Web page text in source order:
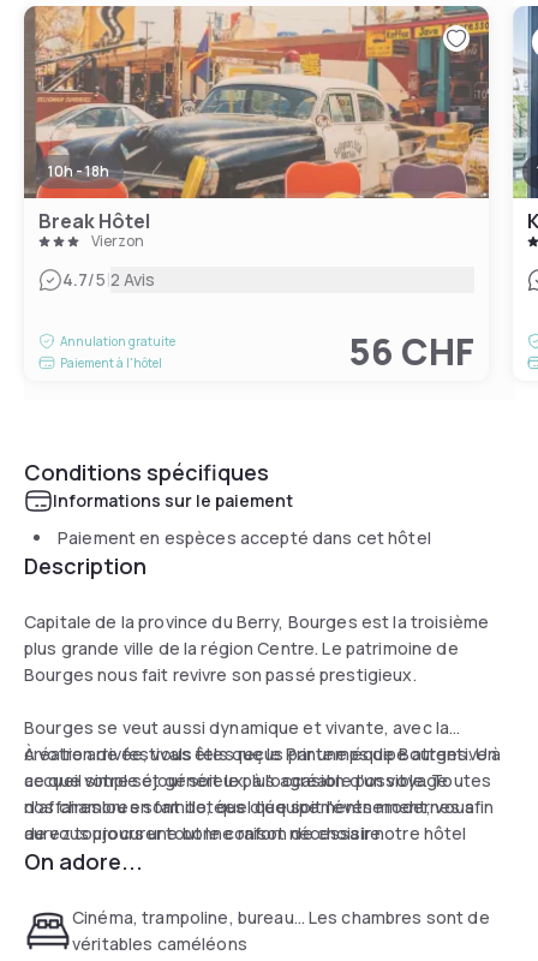
10h - 18h
Break Hôtel
Vierzon
4.7/5|2 Avis
Annulation gratuite
Paiement à l'hôtel
56 CHF
Conditions spécifiques
Informations sur le paiement
Paiement en espèces accepté dans cet hôtel
Description
Capitale de la province du Berry, Bourges est la troisième
plus grande ville de la région Centre. Le patrimoine de
Bourges nous fait revivre son passé prestigieux.
Bourges se veut aussi dynamique et vivante, avec la
création de festivals tels que le Printemps de Bourges. Un
accueil simple et généreux, à l'occasion d'un voyage
d'affaires ou en famille, quel que soit l'événement, vous
aurez toujours une bonne raison de choisir notre hôtel
Campanile.
À votre arrivée, vous êtes reçus par une équipe attentive à
ce que votre séjour soit le plus agréable possible. Toutes
nos chambres sont dotées d’équipements modernes afin
de vous procurer tout le confort nécessaire.
On adore...
Cinéma, trampoline, bureau… Les chambres sont de
véritables caméléons